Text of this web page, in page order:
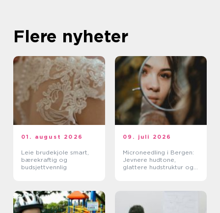
Flere nyheter
01. august 2026
Leie brudekjole smart,
bærekraftig og
budsjettvennlig
09. juli 2026
Microneedling i Bergen:
Jevnere hudtone,
glattere hudstruktur og